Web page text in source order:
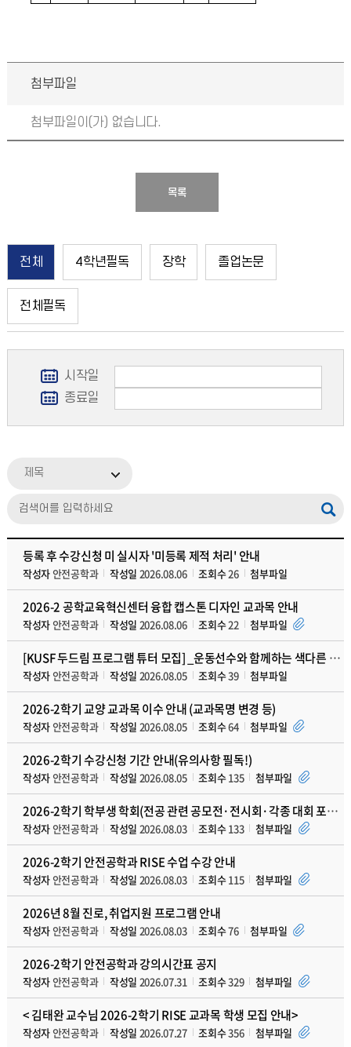
첨부파일
첨부파일이(가) 없습니다.
목록
전체 4학년필독 장학 졸업논문
전체필독
시작일
종료일
제목
등록 후 수강신청 미 실시자 '미등록 제적 처리' 안내
작성자안전공학과 작성일 2026.08.06 조회수26 첨부파일
2026-2 공학교육혁신센터 융합 캡스톤 디자인 교과목 안내
작성자안전공학과 작성일 2026.08.06 조회수22 첨부파일
[KUSF 두드림 프로그램 튜터 모집] _운동선수와 함께하는 색다른 교류형 수업
작성자안전공학과 작성일 2026.08.05 조회수39 첨부파일
2026-2학기 교양 교과목 이수 안내 (교과목명 변경 등)
작성자안전공학과 작성일 2026.08.05 조회수64 첨부파일
2026-2학기 수강신청 기간 안내(유의사항 필독!)
작성자안전공학과 작성일 2026.08.05 조회수135 첨부파일
2026-2학기 학부생 학회(전공 관련 공모전·전시회·각종 대회 포함)발표 지원 프로그램 안내
작성자안전공학과 작성일 2026.08.03 조회수133 첨부파일
2026-2학기 안전공학과 RISE 수업 수강 안내
작성자안전공학과 작성일 2026.08.03 조회수115 첨부파일
2026년 8월 진로, 취업지원 프로그램 안내
작성자안전공학과 작성일 2026.08.03 조회수76 첨부파일
2026-2학기 안전공학과 강의시간표 공지
작성자안전공학과 작성일 2026.07.31 조회수329 첨부파일
< 김태완 교수님 2026-2학기 RISE 교과목 학생 모집 안내>
작성자안전공학과 작성일 2026.07.27 조회수356 첨부파일